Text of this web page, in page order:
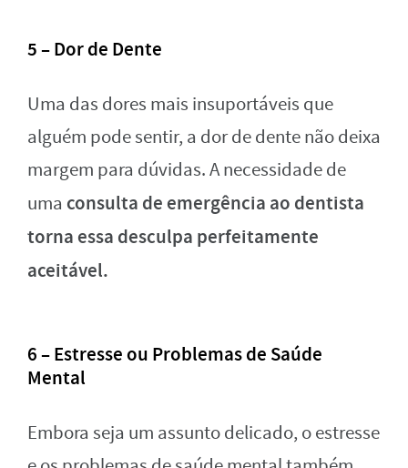
5 – Dor de Dente
Uma das dores mais insuportáveis que
alguém pode sentir, a dor de dente não deixa
margem para dúvidas. A necessidade de
uma consulta de emergência ao dentista
torna essa desculpa perfeitamente
aceitável.
6 – Estresse ou Problemas de Saúde
Mental
Embora seja um assunto delicado, o estresse